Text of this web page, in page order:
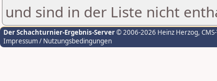
und sind in der Liste nicht
Der Schachturnier-Ergebnis-Server© 2006-2026 Heinz Herzog,
Impressum / Nutzungsbedingungen